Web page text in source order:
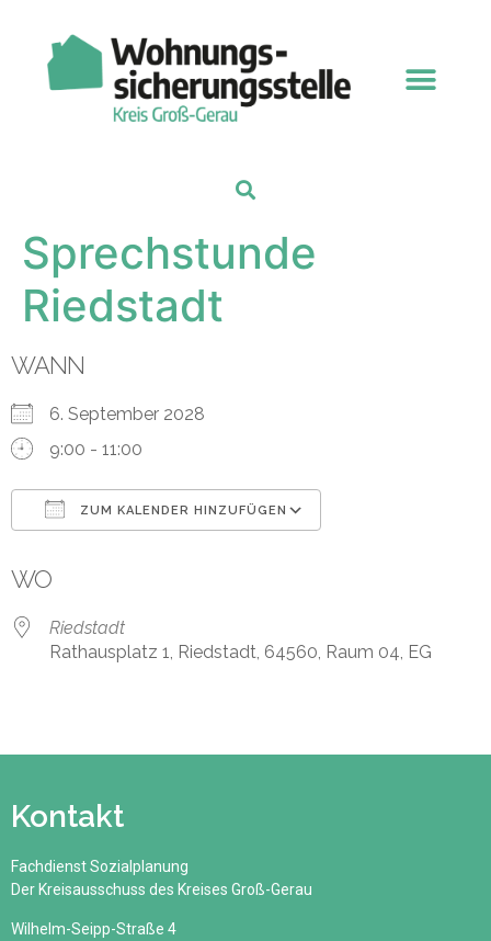
Sprechstunde
Riedstadt
WANN
6. September 2028
9:00 - 11:00
ZUM KALENDER HINZUFÜGEN
WO
Riedstadt
Rathausplatz 1, Riedstadt, 64560, Raum 04, EG
Kontakt
Fachdienst Sozialplanung
Der Kreisausschuss des Kreises Groß-Gerau
Wilhelm-Seipp-Straße 4